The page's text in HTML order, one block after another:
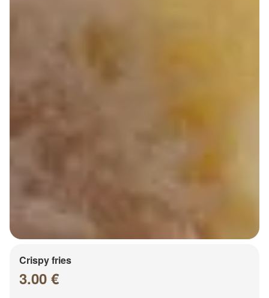
Crispy fries
3.00 €